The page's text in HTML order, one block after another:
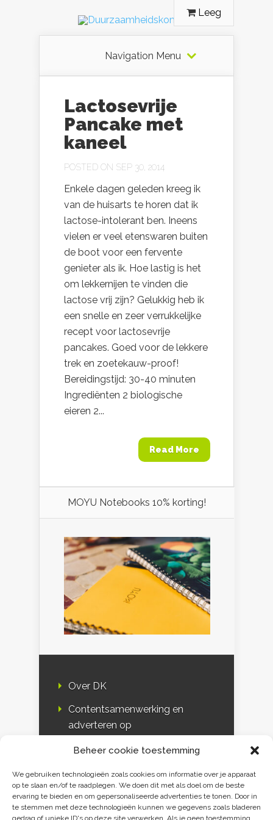
Beheer cookie toestemming
We gebruiken technologieën zoals cookies om informatie over je apparaat
op te slaan en/of te raadplegen. We doen dit met als doel om de beste
ervaring te bieden en om gepersonaliseerde advertenties te tonen. Door in
te stemmen met deze technologieën kunnen we gegevens zoals bladeren
gedrag of unieke ID's op deze site verwerken. Als je geen toestemming
Leeg
Navigation Menu
Lactosevrije
Pancake met
kaneel
POSTED ON SEP 30, 2014
Enkele dagen geleden kreeg ik
van de huisarts te horen dat ik
lactose-intolerant ben. Ineens
vielen er veel etenswaren buiten
de boot voor een fervente
genieter als ik. Hoe lastig is het
om lekkernijen te vinden die
lactose vrij zijn? Gelukkig heb ik
een snelle en zeer verrukkelijke
recept voor lactosevrije
pancakes. Goed voor de lekkere
trek en zoetekauw-proof!
Bereidingstijd: 30-40 minuten
Ingrediënten 2 biologische
eieren 2...
Read More
MOYU Notebooks 10% korting!
Over DK
Contentsamenwerking en
adverteren op
DK & media
Disclaimer